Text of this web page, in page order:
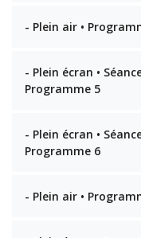
- Plein air •
- Plein écran •
Programme 5
- Plein écran •
Programme 6
- Plein air •